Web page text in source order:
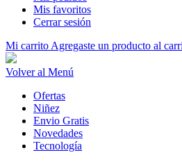
Mis favoritos
Cerrar sesión
Mi carrito Agregaste un producto al
Volver al Menú
Ofertas
Niñez
Envio Gratis
Novedades
Tecnología